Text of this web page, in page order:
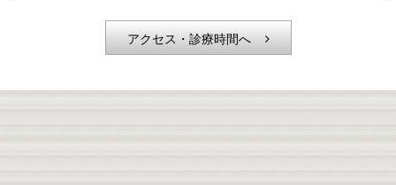
アクセス・診療時間へ